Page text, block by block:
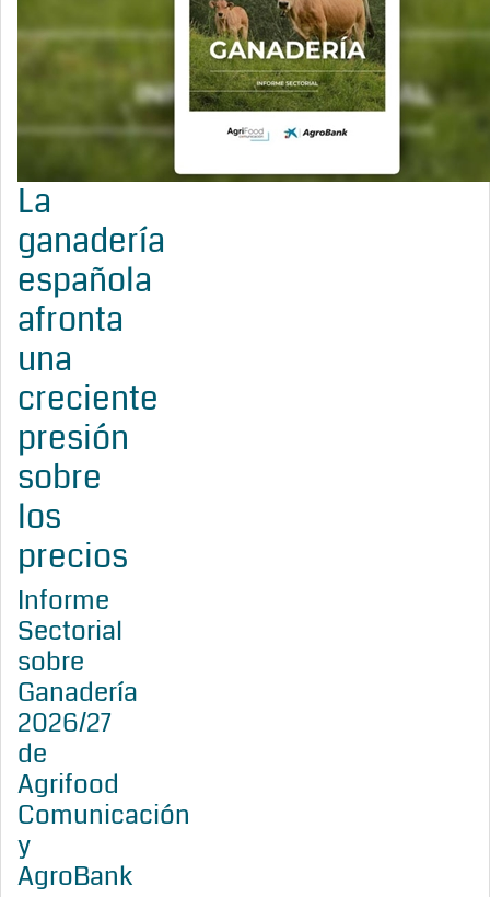
La
ganadería
española
afronta
una
creciente
presión
sobre
los
precios
Informe
Sectorial
sobre
Ganadería
2026/27
de
Agrifood
Comunicación
y
AgroBank